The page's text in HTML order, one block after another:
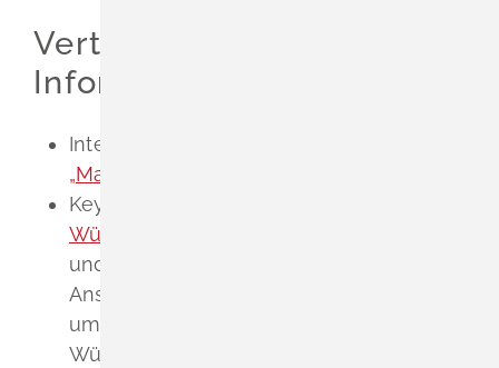
Vertiefende
Informationen
Internetportal der Bundesregierung
„Make it in Germany“
Keyfacts und Highlights zu
Württemberg
und Beratungsangebote des Landes mit
Ansprechpartnern zu allen Themen rund
um Arbeiten und Leben in Baden-
Württemberg.